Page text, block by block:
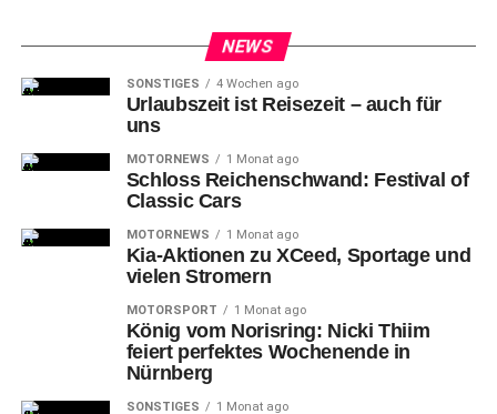
NEWS
SONSTIGES 4 Wochen ago
Urlaubszeit ist Reisezeit – auch für
uns
MOTORNEWS 1 Monat ago
Schloss Reichenschwand: Festival of
Classic Cars
MOTORNEWS 1 Monat ago
Kia-Aktionen zu XCeed, Sportage und
vielen Stromern
MOTORSPORT 1 Monat ago
König vom Norisring: Nicki Thiim
feiert perfektes Wochenende in
Nürnberg
SONSTIGES 1 Monat ago